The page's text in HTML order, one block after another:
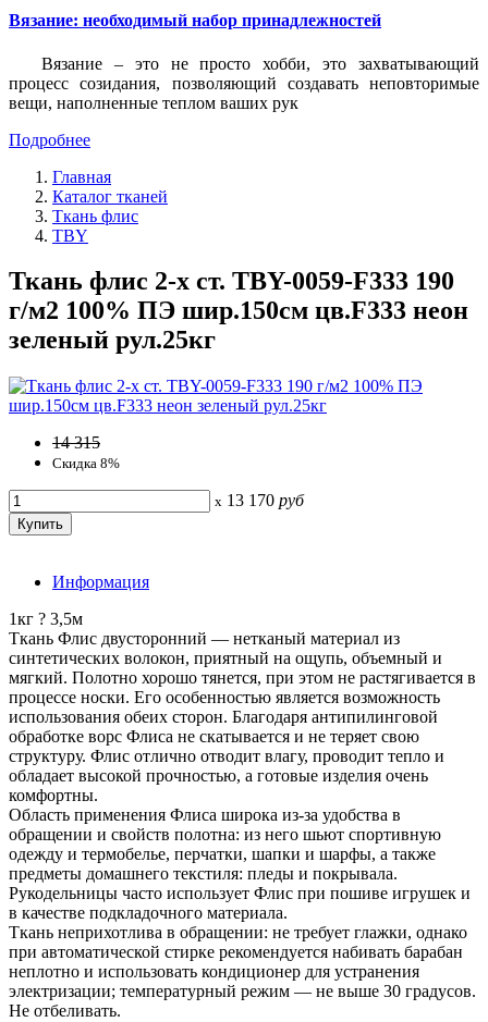
Вязание: необходимый набор принадлежностей
Вязание – это не просто хобби, это захватывающий
процесс созидания, позволяющий создавать неповторимые
вещи, наполненные теплом ваших рук
Подробнее
Главная
Каталог тканей
Ткань флис
TBY
Ткань флис 2-х ст. TBY-0059-F333 190
г/м2 100% ПЭ шир.150см цв.F333 неон
зеленый рул.25кг
14 315
Скидка 8%
x 13 170 руб
Информация
1кг ? 3,5м
Ткань Флис двусторонний — нетканый материал из
синтетических волокон, приятный на ощупь, объемный и
мягкий. Полотно хорошо тянется, при этом не растягивается в
процессе носки. Его особенностью является возможность
использования обеих сторон. Благодаря антипилинговой
обработке ворс Флиса не скатывается и не теряет свою
структуру. Флис отлично отводит влагу, проводит тепло и
обладает высокой прочностью, а готовые изделия очень
комфортны.
Область применения Флиса широка из-за удобства в
обращении и свойств полотна: из него шьют спортивную
одежду и термобелье, перчатки, шапки и шарфы, а также
предметы домашнего текстиля: пледы и покрывала.
Рукодельницы часто использует Флис при пошиве игрушек и
в качестве подкладочного материала.
Ткань неприхотлива в обращении: не требует глажки, однако
при автоматической стирке рекомендуется набивать барабан
неплотно и использовать кондиционер для устранения
электризации; температурный режим — не выше 30 градусов.
Не отбеливать.